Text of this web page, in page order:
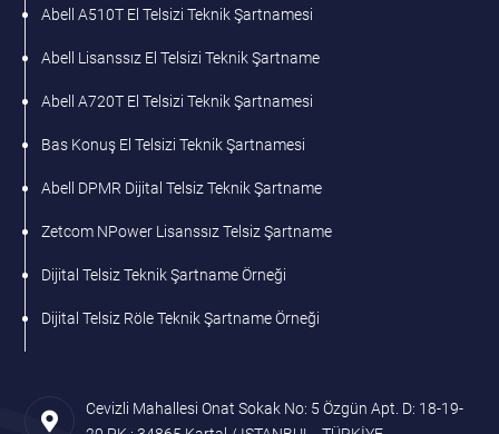
Abell A510T El Telsizi Teknik Şartnamesi
Abell Lisanssız El Telsizi Teknik Şartname
Abell A720T El Telsizi Teknik Şartnamesi
Bas Konuş El Telsizi Teknik Şartnamesi
Abell DPMR Dijital Telsiz Teknik Şartname
Zetcom NPower Lisanssız Telsiz Şartname
Dijital Telsiz Teknik Şartname Örneği
Dijital Telsiz Röle Teknik Şartname Örneği
Cevizli Mahallesi Onat Sokak No: 5 Özgün Apt. D: 18-19-